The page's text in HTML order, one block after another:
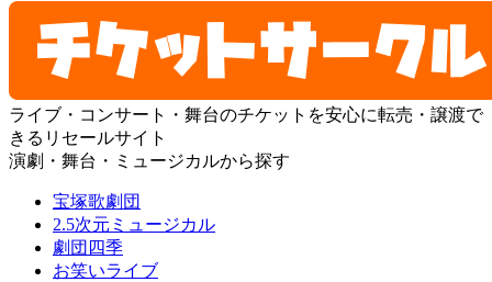
ライブ・コンサート・舞台のチケットを安心に転売・譲渡で
きるリセールサイト
演劇・舞台・ミュージカルから探す
宝塚歌劇団
2.5次元ミュージカル
劇団四季
お笑いライブ